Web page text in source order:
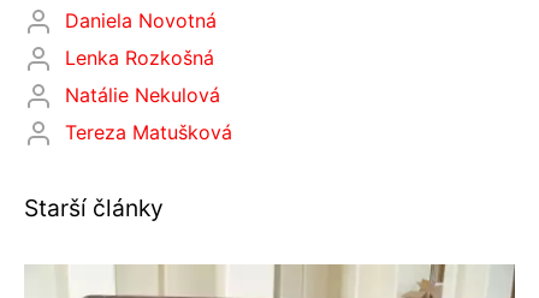
Daniela Novotná
Lenka Rozkošná
Natálie Nekulová
Tereza Matušková
Starší články